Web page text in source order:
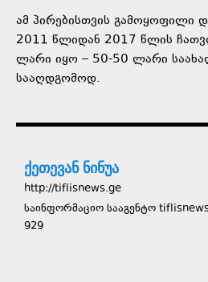
ამ პირებისთვის გამოყოფილი
2011 წლიდან 2017 წლის
ლარი იყო – 50-50 ლარი
სააღდგომოდ.
ქეთევან ნინუა
http://tiflisnews.ge
საინფორმაციო სააგენტო
929